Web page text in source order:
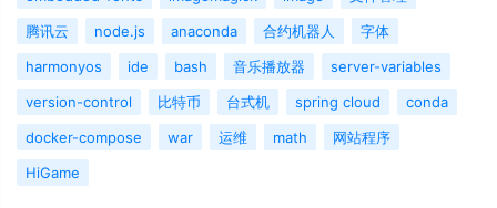
腾讯云
node.js anaconda 合约机器人
字体
harmonyos
ide bash 音乐播放器
server-variables
version-control
比特币 台式机 spring cloud
conda
docker-compose
war 运维 math
网站程序
HiGame